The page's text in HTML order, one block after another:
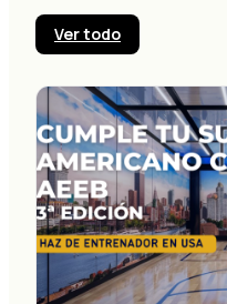
Ver todo